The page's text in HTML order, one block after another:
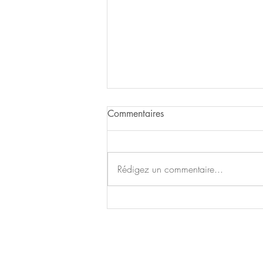
Fêtes de Luglon
Commentaires
Rédigez un commentaire...